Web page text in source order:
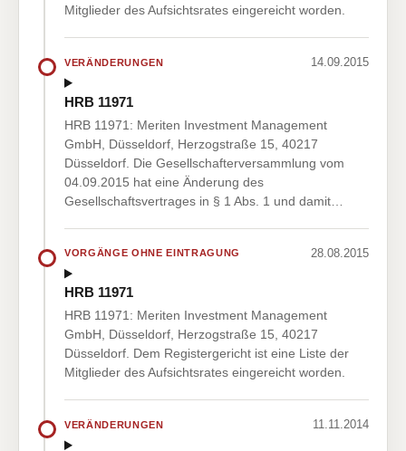
Mitglieder des Aufsichtsrates eingereicht worden.
VERÄNDERUNGEN 14.09.2015
HRB 11971
HRB 11971: Meriten Investment Management
GmbH, Düsseldorf, Herzogstraße 15, 40217
Düsseldorf. Die Gesellschafterversammlung vom
04.09.2015 hat eine Änderung des
Gesellschaftsvertrages in § 1 Abs. 1 und damit…
VORGÄNGE OHNE EINTRAGUNG 28.08.2015
HRB 11971
HRB 11971: Meriten Investment Management
GmbH, Düsseldorf, Herzogstraße 15, 40217
Düsseldorf. Dem Registergericht ist eine Liste der
Mitglieder des Aufsichtsrates eingereicht worden.
VERÄNDERUNGEN 11.11.2014